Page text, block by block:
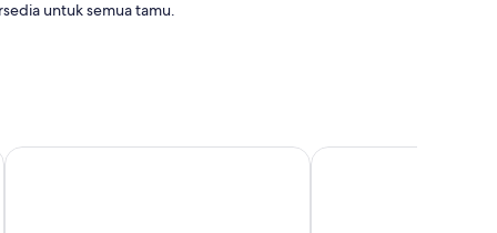
untuk semua tamu.
Toyako Manseikaku Hotel Lakeside TerraceYutorelo Toyako